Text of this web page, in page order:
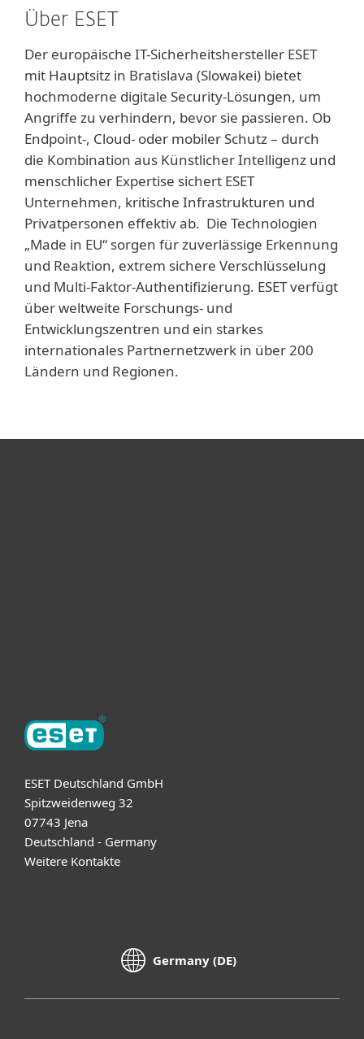
Über ESET
Der europäische IT-Sicherheitshersteller ESET
mit Hauptsitz in Bratislava (Slowakei) bietet
hochmoderne digitale Security-Lösungen, um
Angriffe zu verhindern, bevor sie passieren. Ob
Endpoint-, Cloud- oder mobiler Schutz – durch
die Kombination aus Künstlicher Intelligenz und
menschlicher Expertise sichert ESET
Unternehmen, kritische Infrastrukturen und
Privatpersonen effektiv ab. Die Technologien
„Made in EU“ sorgen für zuverlässige Erkennung
und Reaktion, extrem sichere Verschlüsselung
und Multi-Faktor-Authentifizierung. ESET verfügt
über weltweite Forschungs- und
Entwicklungszentren und ein starkes
internationales Partnernetzwerk in über 200
Ländern und Regionen.
ESET Deutschland GmbH
Spitzweidenweg 32
07743 Jena
Deutschland - Germany
Weitere Kontakte
Germany (DE)